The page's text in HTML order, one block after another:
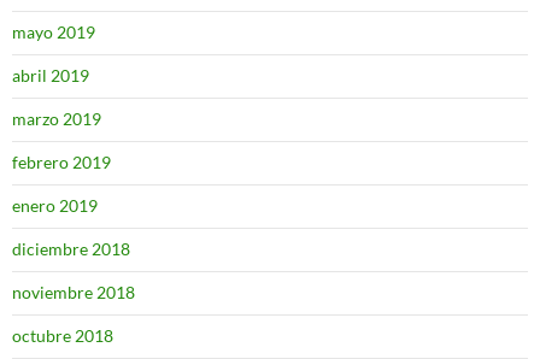
mayo 2019
abril 2019
marzo 2019
febrero 2019
enero 2019
diciembre 2018
noviembre 2018
octubre 2018